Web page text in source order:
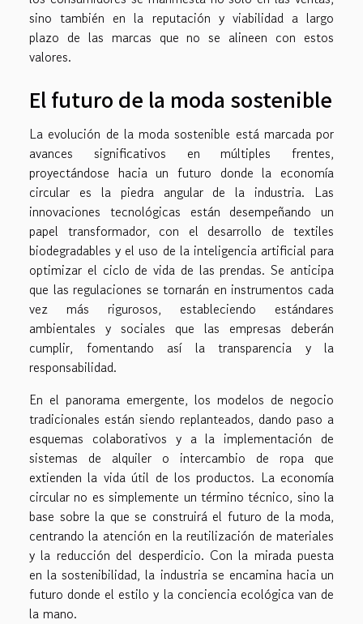
sino también en la reputación y viabilidad a largo
plazo de las marcas que no se alineen con estos
valores.
El futuro de la moda sostenible
La evolución de la moda sostenible está marcada por
avances significativos en múltiples frentes,
proyectándose hacia un futuro donde la economía
circular es la piedra angular de la industria. Las
innovaciones tecnológicas están desempeñando un
papel transformador, con el desarrollo de textiles
biodegradables y el uso de la inteligencia artificial para
optimizar el ciclo de vida de las prendas. Se anticipa
que las regulaciones se tornarán en instrumentos cada
vez más rigurosos, estableciendo estándares
ambientales y sociales que las empresas deberán
cumplir, fomentando así la transparencia y la
responsabilidad.
En el panorama emergente, los modelos de negocio
tradicionales están siendo replanteados, dando paso a
esquemas colaborativos y a la implementación de
sistemas de alquiler o intercambio de ropa que
extienden la vida útil de los productos. La economía
circular no es simplemente un término técnico, sino la
base sobre la que se construirá el futuro de la moda,
centrando la atención en la reutilización de materiales
y la reducción del desperdicio. Con la mirada puesta
en la sostenibilidad, la industria se encamina hacia un
futuro donde el estilo y la conciencia ecológica van de
la mano.